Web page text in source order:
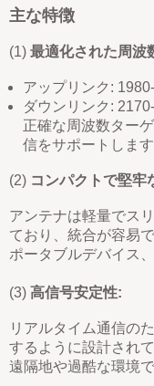
主な特徴
(1) 最適化された周波
アップリンク:
ダウンリンク:
正確な周波数ター
信をサポートします
(2) コンパクトで堅牢
アンテナは軽量でス
ており、統合が容易で
ポータブルデバイス
(3) 高信号安定性:
リアルタイム通信の
するように設計されて
遠隔地や過酷な環境で